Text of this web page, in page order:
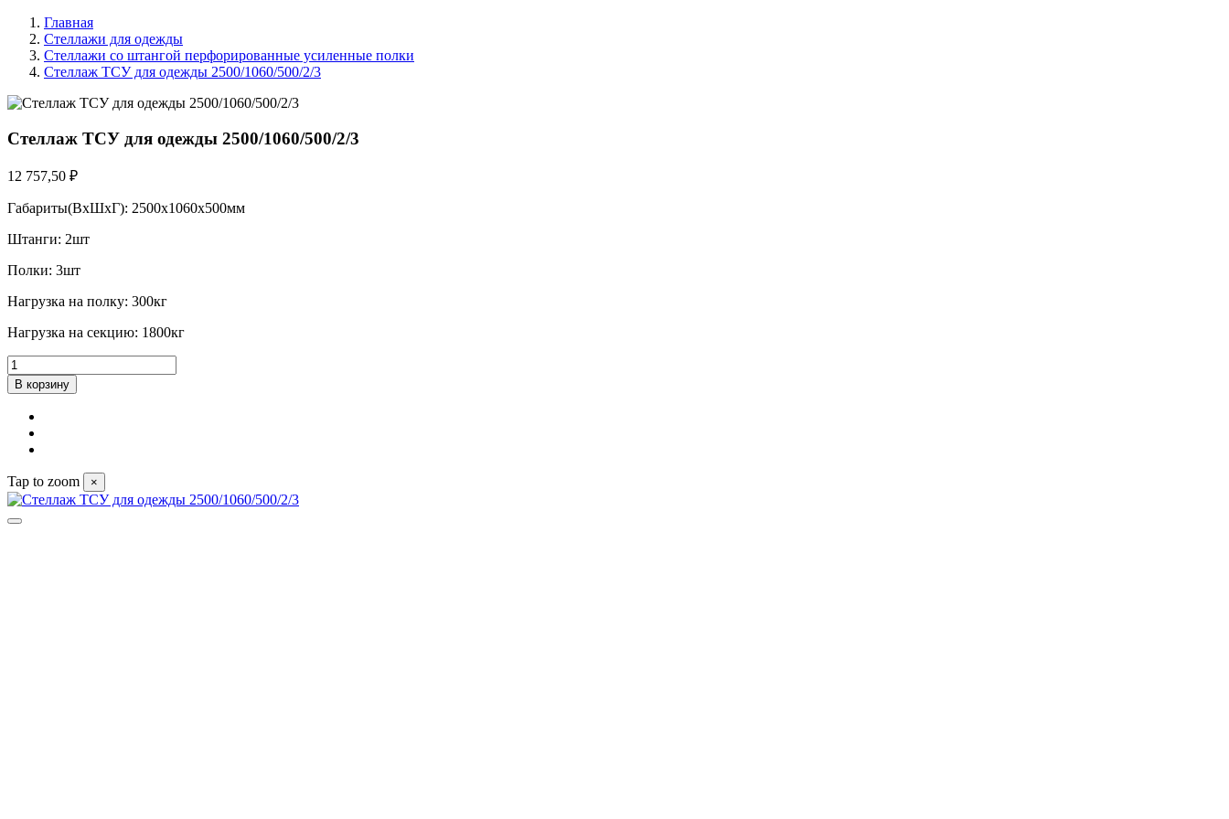
Главная
Стеллажи для одежды
Стеллажи со штангой перфорированные усиленные полки
Стеллаж ТСУ для одежды 2500/1060/500/2/3
Стеллаж ТСУ для одежды 2500/1060/500/2/3
12 757,50 ₽
Габариты(ВхШхГ): 2500х1060х500мм
Штанги: 2шт
Полки: 3шт
Нагрузка на полку: 300кг
Нагрузка на секцию: 1800кг
В корзину
Tap to zoom ×